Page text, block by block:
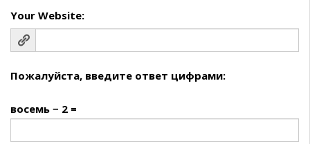
Your Website:
Пожалуйста, введите ответ цифрами:
восемь − 2 =